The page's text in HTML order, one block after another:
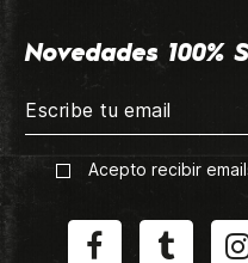
Novedades 100%
Acepto recibir